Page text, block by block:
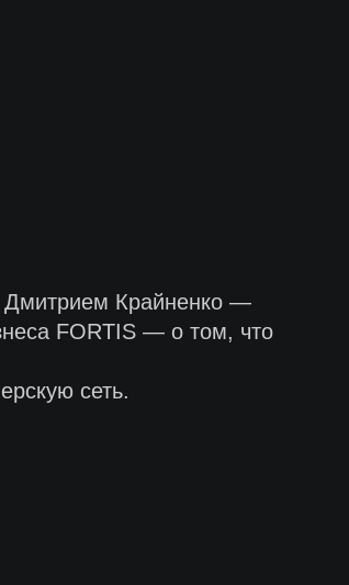
Дмитрием Крайненко —
FORTIS — о том, что
сеть.